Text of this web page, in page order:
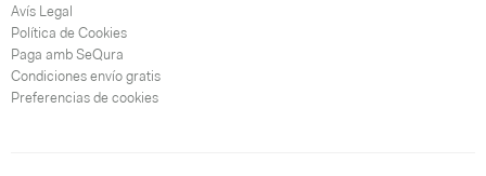
Avís Legal
Política de Cookies
Paga amb SeQura
Condiciones envío gratis
Preferencias de cookies